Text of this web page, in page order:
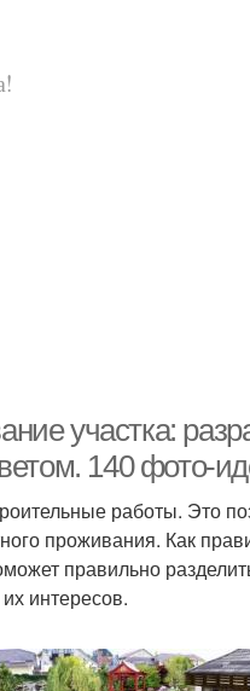
участка:
140 фото-
работы. Это
проживания. Как
правильно
интересов.